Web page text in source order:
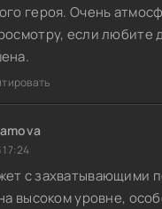
героя. Очень
если любите
с захватывающими
высоком уровне,